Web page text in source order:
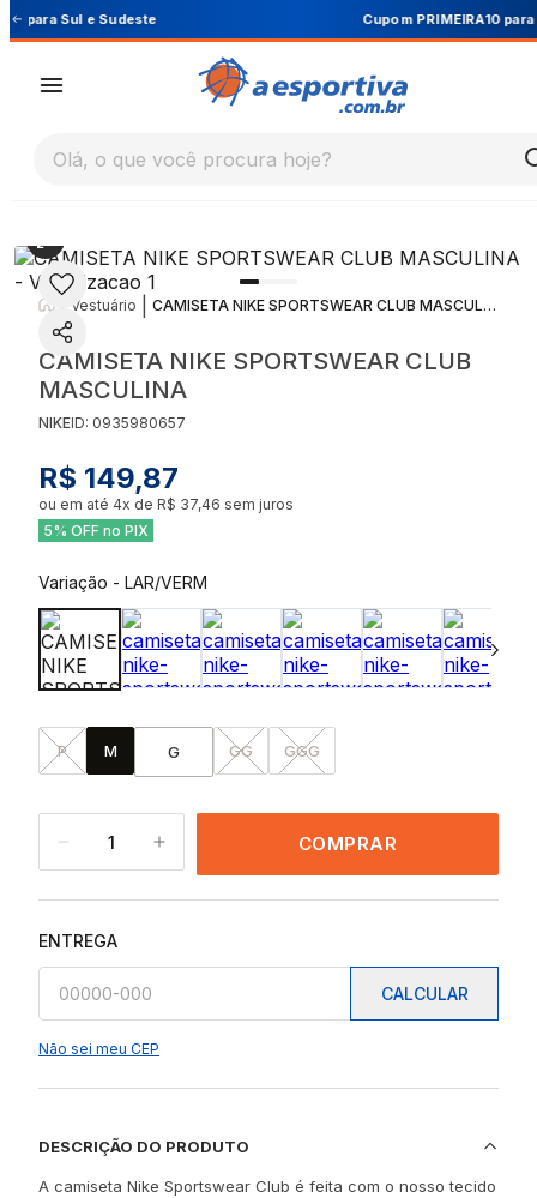
Cupom PRIMEIRA10 para 10% OFF na 1ª compra
Olá, o que você procura hoje?
Vestuário CAMISETA NIKE SPORTSWEAR CLUB MASCULINA
CAMISETA NIKE SPORTSWEAR CLUB
MASCULINA
NIKEID: 0935980657
R$ 149,87
ou em até 4x de R$ 37,46 sem juros
5% OFF no PIX
Variação - LAR/VERM
P M G GG GGG
1 COMPRAR
ENTREGA
CALCULAR
Não sei meu CEP
DESCRIÇÃO DO PRODUTO
A camiseta Nike Sportswear Club é feita com o nosso tecido